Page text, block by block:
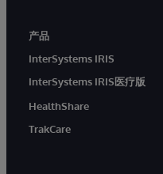
产品
InterSystems IRIS
InterSystems IRIS医疗版
HealthShare
TrakCare